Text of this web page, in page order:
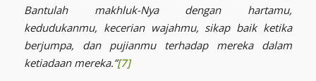
Bantulah makhluk-Nya dengan hartamu,
kedudukanmu, kecerian wajahmu, sikap baik ketika
berjumpa, dan pujianmu terhadap mereka dalam
ketiadaan mereka.”[7]